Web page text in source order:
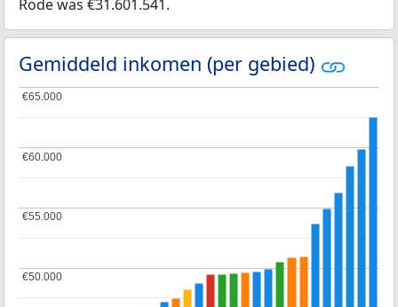
Rode was €31.601.541.
Gemiddeld inkomen (per gebied)
€50.000
€50.000
€55.000
€55.000
€60.000
€60.000
€65.000
€65.000